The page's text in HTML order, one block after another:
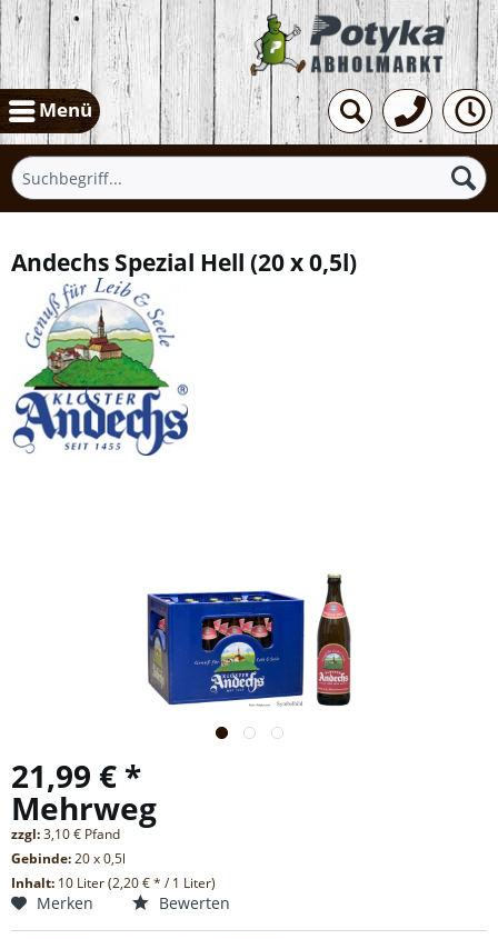
Menü
Andechs Spezial Hell (20 x 0,5l)
21,99 € *
Mehrweg
zzgl:3,10 € Pfand
Gebinde:20 x 0,5l
Inhalt: 10 Liter (2,20 € * / 1 Liter)
Merken Bewerten